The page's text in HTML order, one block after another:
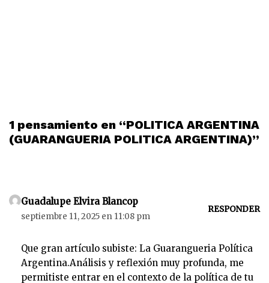
1 pensamiento en “POLITICA ARGENTINA
(GUARANGUERIA POLITICA ARGENTINA)”
Guadalupe Elvira Blancop
septiembre 11, 2025 en 11:08 pm
RESPONDER
Que gran artículo subiste: La Guarangueria Política
Argentina.Análisis y reflexión muy profunda, me
permitiste entrar en el contexto de la política de tu